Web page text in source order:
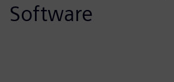
Software